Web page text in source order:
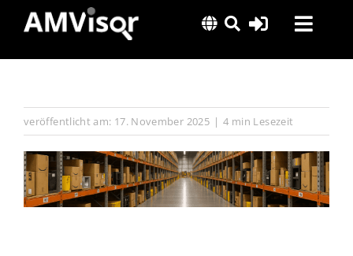
content
Lösungen
Insights
Über uns
veröffentlicht am: 17. November 2025 | 4 min Lesezeit